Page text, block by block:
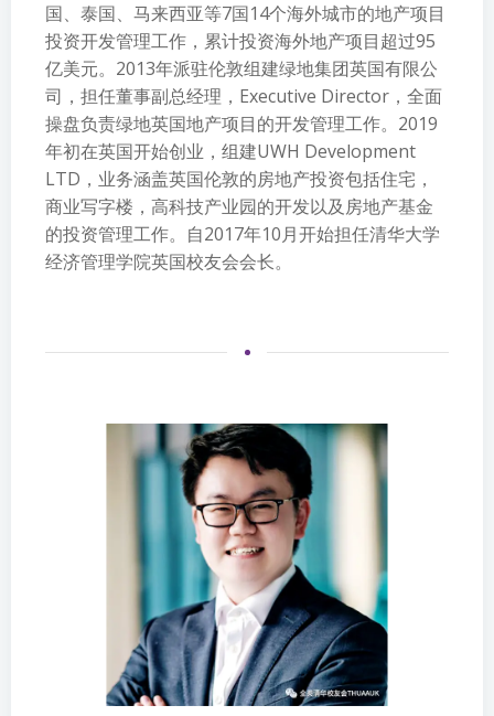
国、泰国、马来西亚等7国14个海外城市的地产项目
投资开发管理工作，累计投资海外地产项目超过95
亿美元。2013年派驻伦敦组建绿地集团英国有限公
司，担任董事副总经理，Executive Director，全面
操盘负责绿地英国地产项目的开发管理工作。2019
年初在英国开始创业，组建UWH Development
LTD，业务涵盖英国伦敦的房地产投资包括住宅，
商业写字楼，高科技产业园的开发以及房地产基金
的投资管理工作。自2017年10月开始担任清华大学
经济管理学院英国校友会会长。